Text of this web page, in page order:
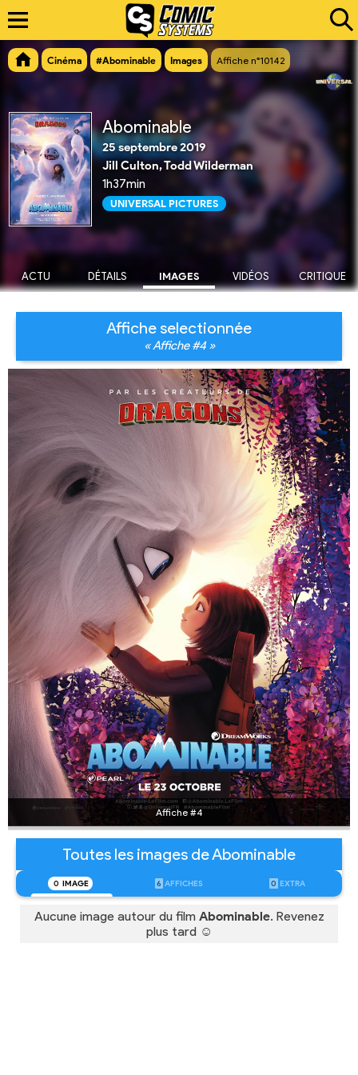
Cinéma #Abominable Images Affiche n°10142
Abominable
25 septembre 2019
Jill Culton, Todd Wilderman
1h37min
UNIVERSAL PICTURES
ACTU DÉTAILS IMAGES VIDÉOS CRITIQUE
Affiche selectionnée
« Affiche #4 »
Affiche #4
Toutes les images de Abominable
0 IMAGE 6 AFFICHES 0 EXTRA
Aucune image autour du film Abominable. Revenez
plus tard ☺